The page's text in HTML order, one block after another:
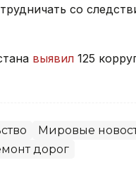
со
выявил 125
Мировые
дорог